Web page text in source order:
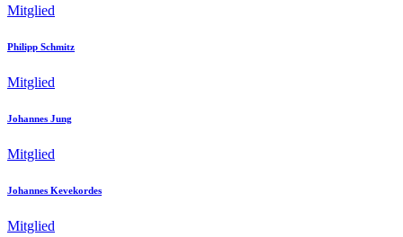
Mitglied
Philipp Schmitz
Mitglied
Johannes Jung
Mitglied
Johannes Kevekordes
Mitglied